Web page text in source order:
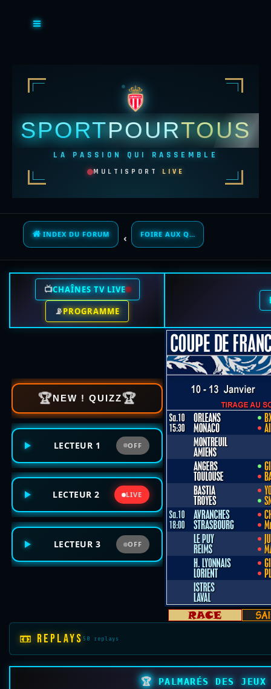
SPORTPOURTOUS
LA PASSION QUI RASSEMBLE
MULTISPORT LIVE
INDEX DU FORUM FOIRE AUX QUESTIONS (QUESTIONS POSÉES FRÉQUEMMENT)
📺CHAÎNES TV LIVE
📡PROGRAMME
🏆NEW ! QUIZZ🏆
LECTEUR 1 OFF
LECTEUR 2 LIVE
LECTEUR 3 OFF
📼 REPLAYS 50 replays
🏆 PALMARÉS DES